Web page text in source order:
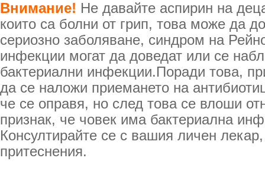
Внимание! Не давайте аспирин на
които са болни от грип, това може да
сериозно заболяване, синдром на
инфекции могат да доведат или се
бактериални инфекции.Поради това,
да се наложи приемането на
че се оправя, но след това се влоши
признак, че човек има бактериална
Консултирайте се с вашия личен
притеснения.